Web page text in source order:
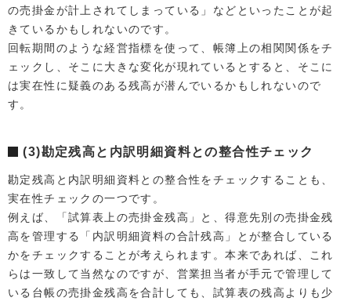
の売掛金が計上されてしまっている」などといったことが起
きているかもしれないのです。
回転期間のような経営指標を使って、帳簿上の相関関係をチ
ェックし、そこに大きな変化が現れているとすると、そこに
は実在性に疑義のある残高が潜んでいるかもしれないので
す。
(3)勘定残高と内訳明細資料との整合性チェック
勘定残高と内訳明細資料との整合性をチェックすることも、
実在性チェックの一つです。
例えば、「試算表上の売掛金残高」と、得意先別の売掛金残
高を管理する「内訳明細資料の合計残高」とが整合している
かをチェックすることが考えられます。本来であれば、これ
らは一致して当然なのですが、営業担当者が手元で管理して
いる台帳の売掛金残高を合計しても、試算表の残高よりも少